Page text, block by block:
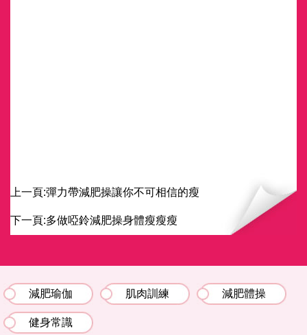
上一頁:彈力帶減肥操讓你不可相信的瘦
下一頁:多做啞鈴減肥操身體瘦瘦瘦
減肥瑜伽 肌肉訓練 減肥體操
健身常識